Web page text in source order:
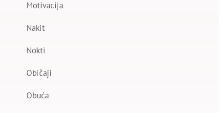
Motivacija
Nakit
Nokti
Običaji
Obuća